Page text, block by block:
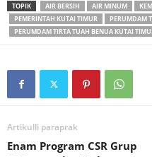
TOPIK AIR BERSIH AIR MINUM
PEMERINTAH KUTAI TIMUR
PERUMDAM
PERUMDAM TIRTA TUAH BENUA KUTAI
Artikulli paraprak
Enam Program CSR Grup